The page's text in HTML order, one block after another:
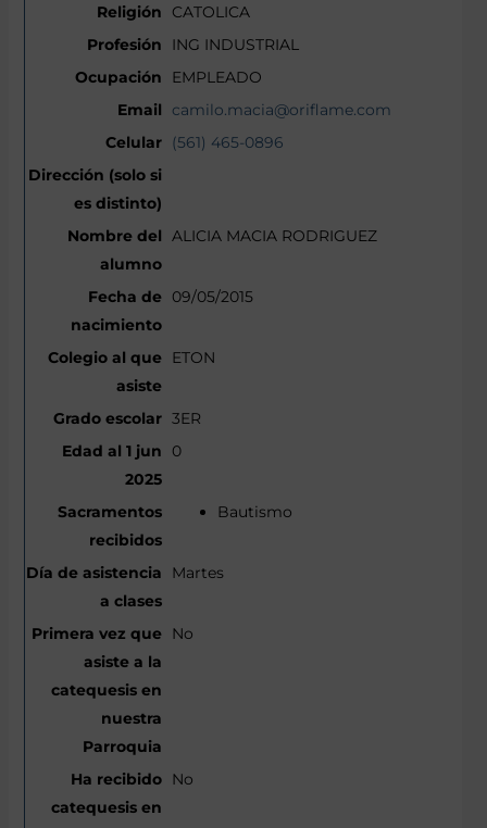
CATOLICA
ING INDUSTRIAL
EMPLEADO
camilo.macia@oriflame.com
(561) 465-0896
ALICIA MACIA RODRIGUEZ
09/05/2015
ETON
3ER
0
Bautismo
Martes
No
No